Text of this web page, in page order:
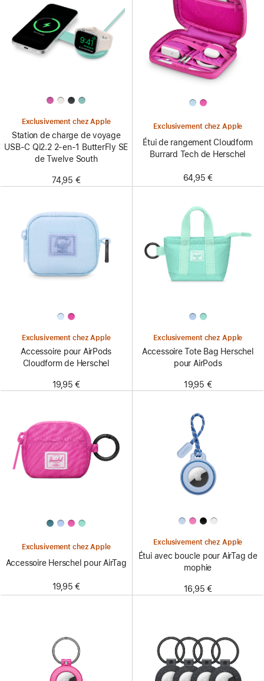
Exclusivement chez Apple
Station de charge de voyage
USB‑C Qi2.2 2-en-1 ButterFly SE
de Twelve South
74,95 €
Exclusivement chez Apple
Étui de rangement Cloudform
Burrard Tech de Herschel
64,95 €
Exclusivement chez Apple
Accessoire pour AirPods
Cloudform de Herschel
19,95 €
Exclusivement chez Apple
Accessoire Tote Bag Herschel
pour AirPods
19,95 €
Exclusivement chez Apple
Accessoire Herschel pour AirTag
19,95 €
Exclusivement chez Apple
Étui avec boucle pour AirTag de
mophie
16,95 €